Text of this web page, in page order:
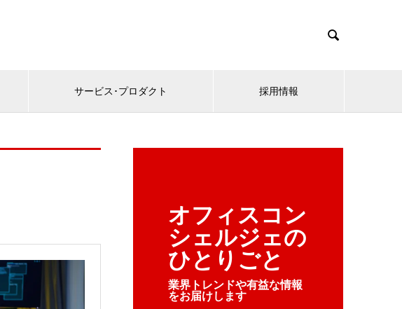

サービス･プロダクト 採用情報
オフィスコン
シェルジェの
ひとりごと
業界トレンドや有益な情報
をお届けします